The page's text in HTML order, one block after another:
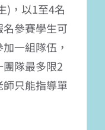
)，以1至4名
參賽學生可
一組隊伍，
隊最多限2
只能指導單